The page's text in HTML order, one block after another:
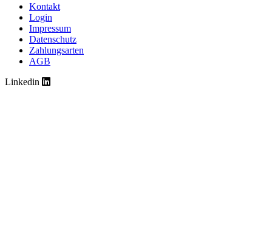
Kontakt
Login
Impressum
Datenschutz
Zahlungsarten
AGB
Linkedin